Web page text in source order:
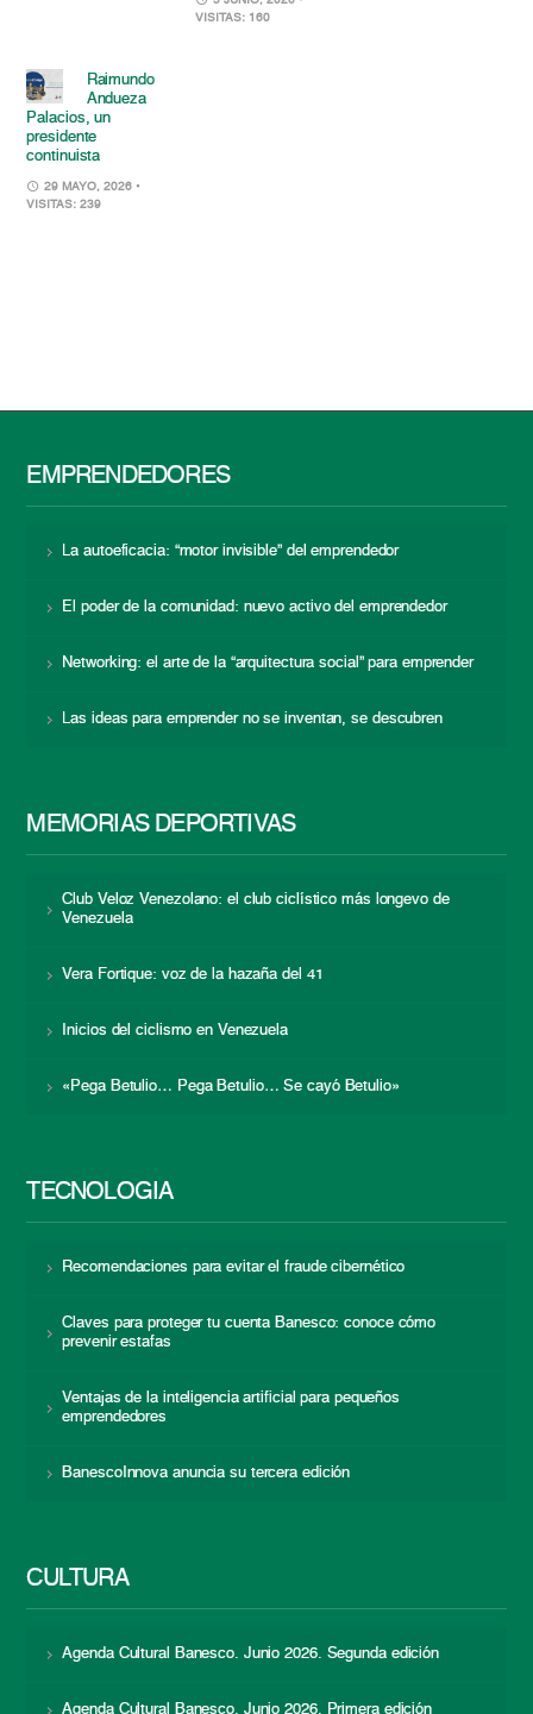
VISITAS: 160
Raimundo
Andueza
Palacios, un
presidente
continuista
29 MAYO, 2026 •
VISITAS: 239
EMPRENDEDORES
La autoeficacia: “motor invisible” del emprendedor
El poder de la comunidad: nuevo activo del emprendedor
Networking: el arte de la “arquitectura social” para emprender
Las ideas para emprender no se inventan, se descubren
MEMORIAS DEPORTIVAS
Club Veloz Venezolano: el club ciclístico más longevo de
Venezuela
Vera Fortique: voz de la hazaña del 41
Inicios del ciclismo en Venezuela
«Pega Betulio… Pega Betulio… Se cayó Betulio»
TECNOLOGÍA
Recomendaciones para evitar el fraude cibernético
Claves para proteger tu cuenta Banesco: conoce cómo
prevenir estafas
Ventajas de la inteligencia artificial para pequeños
emprendedores
BanescoInnova anuncia su tercera edición
CULTURA
Agenda Cultural Banesco. Junio 2026. Segunda edición
Agenda Cultural Banesco. Junio 2026. Primera edición